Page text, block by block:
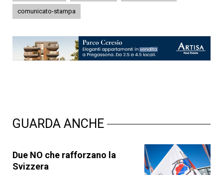
comunicato-stampa
GUARDA ANCHE
Due NO che rafforzano la
Svizzera